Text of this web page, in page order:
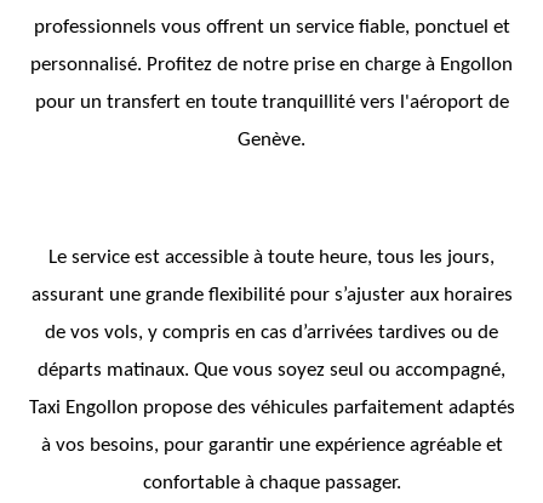
professionnels vous offrent un service fiable, ponctuel et
personnalisé. Profitez de notre prise en charge à Engollon
pour un transfert en toute tranquillité vers l'aéroport de
Genève.
Le service est accessible à toute heure, tous les jours,
assurant une grande flexibilité pour s’ajuster aux horaires
de vos vols, y compris en cas d’arrivées tardives ou de
départs matinaux. Que vous soyez seul ou accompagné,
Taxi Engollon propose des véhicules parfaitement adaptés
à vos besoins, pour garantir une expérience agréable et
confortable à chaque passager.